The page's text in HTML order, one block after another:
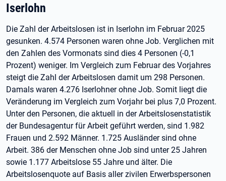
Iserlohn
Die Zahl der Arbeitslosen ist in Iserlohn im Februar 2025
gesunken. 4.574 Personen waren ohne Job. Verglichen mit
den Zahlen des Vormonats sind dies 4 Personen (-0,1
Prozent) weniger. Im Vergleich zum Februar des Vorjahres
steigt die Zahl der Arbeitslosen damit um 298 Personen.
Damals waren 4.276 Iserlohner ohne Job. Somit liegt die
Veränderung im Vergleich zum Vorjahr bei plus 7,0 Prozent.
Unter den Personen, die aktuell in der Arbeitslosenstatistik
der Bundesagentur für Arbeit geführt werden, sind 1.982
Frauen und 2.592 Männer. 1.725 Ausländer sind ohne
Arbeit. 386 der Menschen ohne Job sind unter 25 Jahren
sowie 1.177 Arbeitslose 55 Jahre und älter. Die
Arbeitslosenquote auf Basis aller zivilen Erwerbspersonen